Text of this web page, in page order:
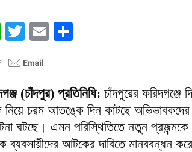
WhatsApp
TwitterEmail
(চাঁদপুর) প্রতিনিধি: চাঁদপুরের ফরিদগঞ্জে
চরম আতঙ্কে দিন কাটছে অভিভাবকদের।
ঘটছে। এমন পরিস্থিতিতে নতুন প্রজন্মকে
ব্যবসায়ীদের আটকের দাবিতে মানববন্ধন